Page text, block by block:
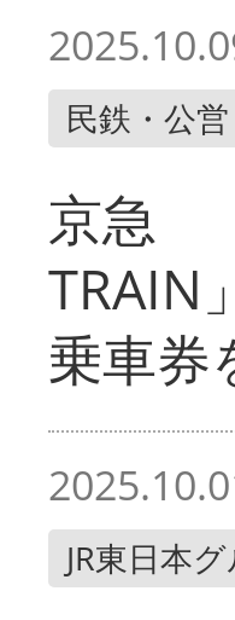
民鉄・公
京急
乗車券
JR東日本